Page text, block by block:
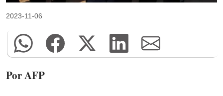
2023-11-06
Por AFP